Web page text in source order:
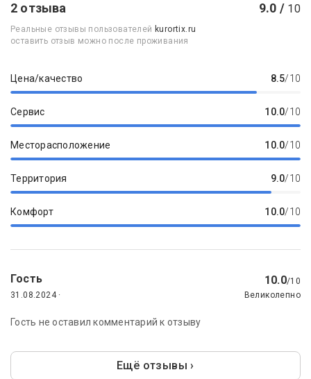
2 отзыва 9.0 / 10
Реальные отзывы пользователей kurortix.ru
оставить отзыв можно после проживания
Цена/качество 8.5/10
Сервис 10.0/10
Месторасположение 10.0/10
Территория 9.0/10
Комфорт 10.0/10
Гость 10.0/10
31.08.2024 ·
Великолепно
Гость не оставил комментарий к отзыву
Ещё отзывы ›